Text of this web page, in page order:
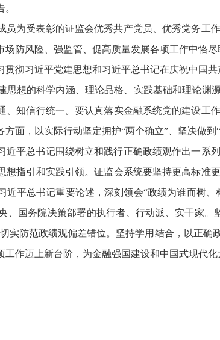
员为受表彰的证监会优秀共产党员、优秀党务工
防风险、强监管、促高质量发展各项工作中恪尽
彻习近平党建思想和习近平总书记在庆祝中国
思想的科学内涵、理论品格、实践基础和理论渊
、知信行统一。要认真落实金融系统党的建设工
面，以实际行动坚定拥护“两个确立”、坚决做到“
近平总书记围绕树立和践行正确政绩观作出一系
想指引和实践引领。证监会系统要坚持更高标准
近平总书记重要论述，深刻领会“政绩为谁而树
、国务院决策部署的执行者、行动派、实干家
实防范政绩观偏差错位。坚持学用结合，以正
作迈上新台阶，为金融强国建设和中国式现代化